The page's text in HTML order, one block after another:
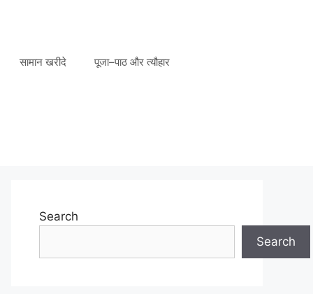
सामान खरीदे पूजा–पाठ और त्यौहार
Search
Search